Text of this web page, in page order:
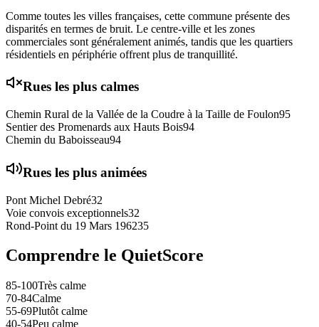
Comme toutes les villes françaises, cette commune présente des
disparités en termes de bruit. Le centre-ville et les zones
commerciales sont généralement animés, tandis que les quartiers
résidentiels en périphérie offrent plus de tranquillité.
Rues les plus calmes
Chemin Rural de la Vallée de la Coudre à la Taille de Foulon95
Sentier des Promenards aux Hauts Bois94
Chemin du Baboisseau94
Rues les plus animées
Pont Michel Debré32
Voie convois exceptionnels32
Rond-Point du 19 Mars 196235
Comprendre le QuietScore
85-100Très calme
70-84Calme
55-69Plutôt calme
40-54Peu calme